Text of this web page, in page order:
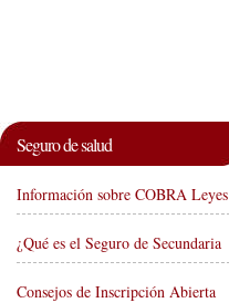
Seguro de salud
Información sobre COBRA Leyes
¿Qué es el Seguro de Secundaria
Consejos de Inscripción Abierta